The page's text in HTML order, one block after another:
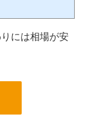
何故なら、街の選択を失敗す
には相場が安